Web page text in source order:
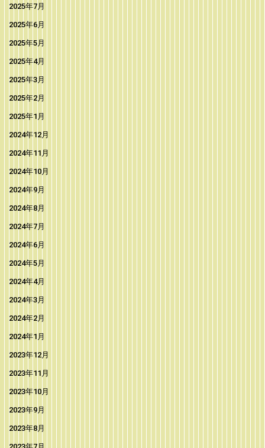
2025年7月
2025年6月
2025年5月
2025年4月
2025年3月
2025年2月
2025年1月
2024年12月
2024年11月
2024年10月
2024年9月
2024年8月
2024年7月
2024年6月
2024年5月
2024年4月
2024年3月
2024年2月
2024年1月
2023年12月
2023年11月
2023年10月
2023年9月
2023年8月
2023年7月